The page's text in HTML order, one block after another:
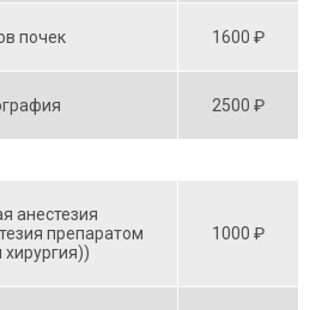
почек 1600 ₽
2500 ₽
анестезия
препаратом
1000 ₽